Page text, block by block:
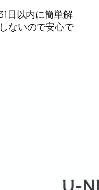
日以内に簡単解
ないので安心で